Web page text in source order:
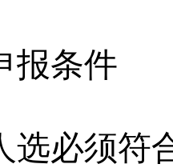
报条件
选必须符